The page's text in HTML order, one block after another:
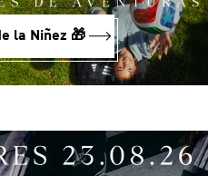
la Niñez 🎁